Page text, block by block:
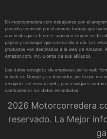
En motorcorredera.com trabajamos con el
pequeña comisión por el enorme trabajo que
una venta que a ti no te supondrá ningún coste
página y conseguir que crezca día a día. Los
productos van destinados a la web de Amazon.
Amazon.com, Inc. u otros de sus afiliados.
Los datos recogidos de empresas por la web
la web de Google y su buscador, por lo que
recogidos en nuestra web, para cualquier cambio
cambiaremos los datos encantados.
2026
reservado. La Mejor